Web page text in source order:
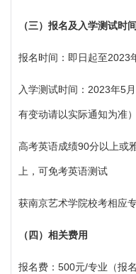
（三）报名及入学测试时间
报名时间：即日起至2023
入学测试时间： 2023年5
有变动请以实际通知为准）
高考英语成绩90分以上或
上，可免考英语测试
获南京艺术学院校考相应
（四）相关费用
报名费： 500元/专业（报